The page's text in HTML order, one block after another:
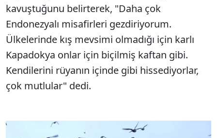
kavuştuğunu belirterek, "Daha çok
Endonezyalı misafirleri gezdiriyorum.
Ülkelerinde kış mevsimi olmadığı için karlı
Kapadokya onlar için biçilmiş kaftan gibi.
Kendilerini rüyanın içinde gibi hissediyorlar,
çok mutlular" dedi.